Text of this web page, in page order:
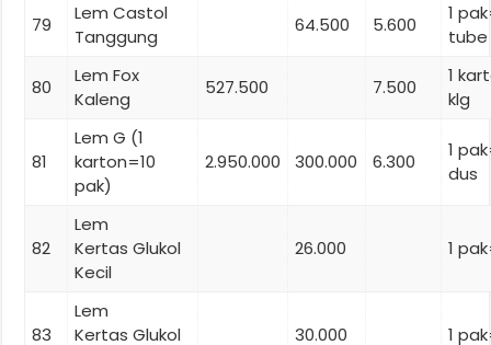
79
Lem Castol
Tanggung
64.500 5.600
1
tube
80
Lem Fox
Kaleng
527.500 7.500
1
klg
81
Lem G (1
karton=10
pak)
2.950.000 300.000 6.300
1
dus
82
Lem
Kertas Glukol
Kecil
26.000 1
83
Lem
Kertas Glukol
30.000 1